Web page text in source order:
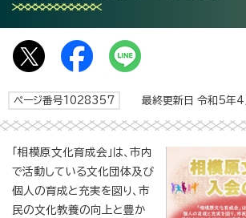
ページ番号1028357 最終更新日 令和5年4
「相模原文化育成会」は、市内
で活動している文化団体及び
個人の育成と充実を図り、市
民の文化教養の向上と豊か